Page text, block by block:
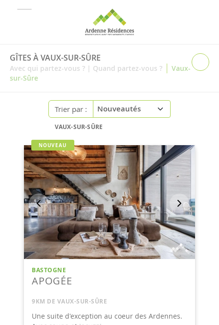
GÎTES À VAUX-SUR-SÛRE
Avec qui partez-vous ? | Quand partez-vous ? | Vaux-
sur-Sûre
Trier par :
VAUX-SUR-SÛRE